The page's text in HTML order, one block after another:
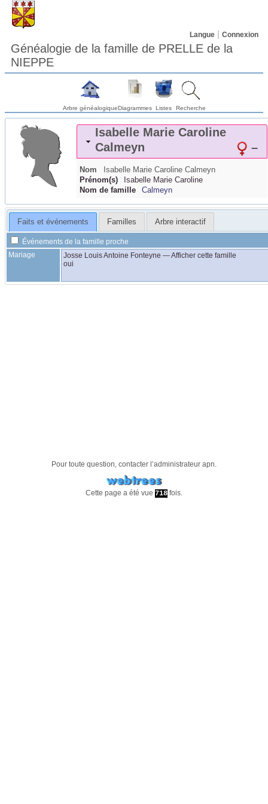
Langue Connexion
Généalogie de la famille de PRELLE de la
NIEPPE
Arbre généalogiqueDiagrammes Listes Recherche
Isabelle Marie Caroline
Calmeyn
–
Nom Isabelle Marie Caroline Calmeyn
Prénom(s)
Isabelle Marie Caroline
Nom de famille
Calmeyn
Faits et événements Familles Arbre interactif
Événements de la famille proche
Mariage
Josse Louis Antoine Fonteyne —Afficher cette famille
oui
Pour toute question, contacter l’administrateur apn.
Cette page a été vue 718 fois.